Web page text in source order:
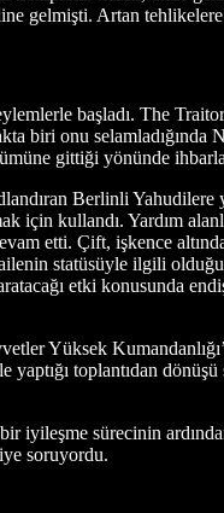
gelmişti. Artan
başladı. The
biri onu
gittiği yönünde
Berlinli Yahudilere
için kullandı. Yardım
etti. Çift, işkence
statüsüyle ilgili
etki konusunda
Yüksek
toplantıdan dönüşü
iyileşme sürecinin
soruyordu.